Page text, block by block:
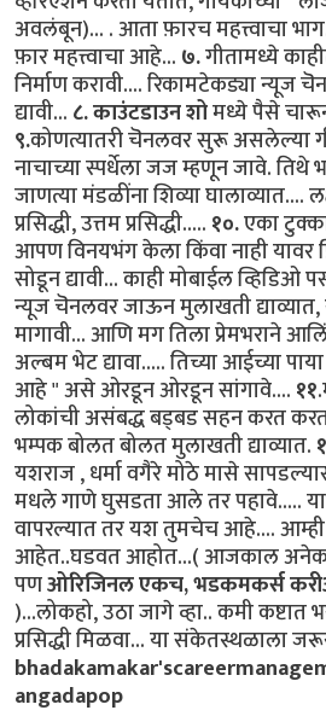
अवलंबून)... . आता फ़ारच महत्त्वाचा
फ़ार महत्त्वाचा आहे...७.गीतामध्ये
निर्माण करावी.... रिकामटेकड्या न्यूज
द्यावी...८.काउंटडाउन शोमध्ये पैसे
९.कोणत्यातरी चॆनलवर सुरू असलेल्या
नाचाच्या स्पर्धेला जज म्हणून जावे. तिथे
जाणत्या मंडळींना शिव्या घालाव्यात....
प्रसिद्धी, उत्तम प्रसिद्धी.....१०.एका
आपण विनयभंग केला किंवा नाही यावर
सोडून द्यावी... काही मोबाईल व्हिडिओ
न्यूज चॆनलवर जाऊन मुलाखती
मागावी... आणि मग तिला प्रेमभराने
अल्बम भेट द्यावा..... तिच्या आईच्या
आहे " असे ओरडून ओरडून सांगावे....११
लोकांची असंबद्ध बड्बड सहन करत
भम्पक बोलत बोलत मुलाखती द्याव्यात.
यशराज , धर्मा वगैरे मोठे मासे
मधले गाणे घुसडता आले तर पहावे..... या
वापरल्यात तर यश तुमचेच आहे....
आहेत..घडवत आहोत...( आजकाल
पणओरिजिनल एकच, भडकमकर्स
)...लोकहो, उठा जागे व्हा.. कमी कष्टात
प्रसिद्धी मिळवा... या संकेतस्थळाला
angadapop